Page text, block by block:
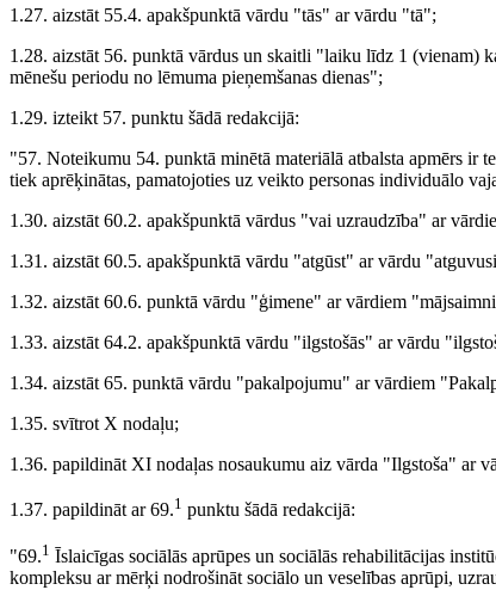
1.27. aizstāt 55.4. apakšpunktā vārdu "tās" ar vārdu "tā";
1.28. aizstāt 56. punktā vārdus un skaitli "laiku līdz 1 (vienam)
mēnešu periodu no lēmuma pieņemšanas dienas";
1.29. izteikt 57. punktu šādā redakcijā:
"57. Noteikumu 54. punktā minētā materiālā atbalsta apmērs ir
tiek aprēķinātas, pamatojoties uz veikto personas individuālo
1.30. aizstāt 60.2. apakšpunktā vārdus "vai uzraudzība" ar
1.31. aizstāt 60.5. apakšpunktā vārdu "atgūst" ar vārdu
1.32. aizstāt 60.6. punktā vārdu "ģimene" ar vārdiem
1.33. aizstāt 64.2. apakšpunktā vārdu "ilgstošās" ar vārdu
1.34. aizstāt 65. punktā vārdu "pakalpojumu" ar vārdiem
1.35. svītrot X nodaļu;
1.36. papildināt XI nodaļas nosaukumu aiz vārda "Ilgstoša" ar
1.37. papildināt ar 69.1 punktu šādā redakcijā:
"69.1 Īslaicīgas sociālās aprūpes un sociālās rehabilitācijas
kompleksu ar mērķi nodrošināt sociālo un veselības aprūpi,